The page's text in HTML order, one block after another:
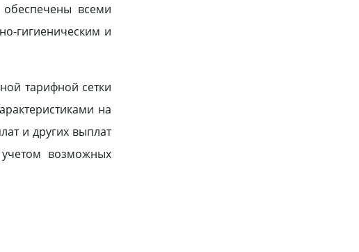
всеми
гигиеническим и
тарифной сетки
на
и других выплат
возможных